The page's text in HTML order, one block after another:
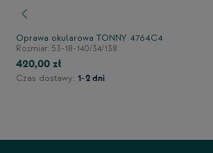
Poprzedni
Oprawa okularowa TONNY 4764C4
Rozmiar: 53-18-140/34/138
420,00 zł
Czas dostawy: 1-2 dni